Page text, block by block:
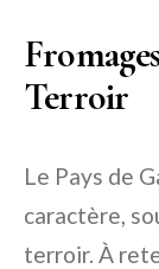
Terroir
Le Pays de
caractère,
terroir. À